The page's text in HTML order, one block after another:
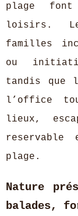
plage
loisirs.
familles
ou
tandis que
l’office
lieux,
plage.
Nature
balades,